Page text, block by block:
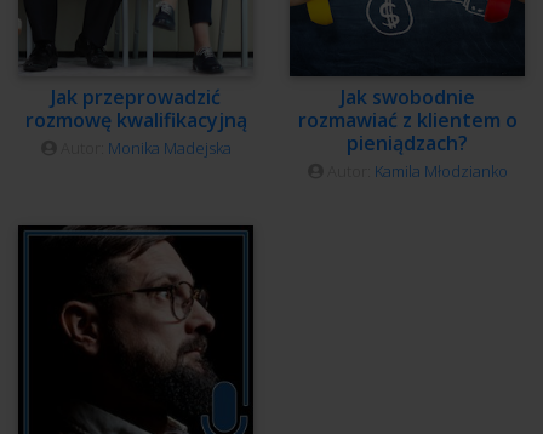
Jak przeprowadzić
rozmowę kwalifikacyjną
Monika Madejska
Jak swobodnie
rozmawiać z klientem o
pieniądzach?
Kamila Młodzianko